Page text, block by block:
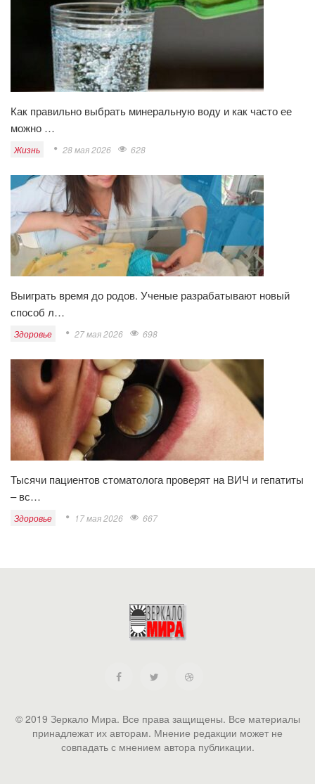
Как правильно выбрать минеральную воду и как часто ее
можно …
Жизнь 28 мая 2026 628
Выиграть время до родов. Ученые разрабатывают новый
способ л…
Здоровье 27 мая 2026 698
Тысячи пациентов стоматолога проверят на ВИЧ и гепатиты
– вс…
Здоровье 17 мая 2026 667
© 2019 Зеркало Мира. Все права защищены. Все материалы
принадлежат их авторам. Мнение редакции может не
совпадать с мнением автора публикации.